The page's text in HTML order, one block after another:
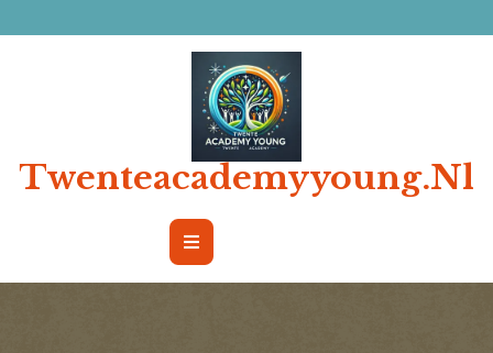
naar
Twenteacademyyoung.nl
Open
Button